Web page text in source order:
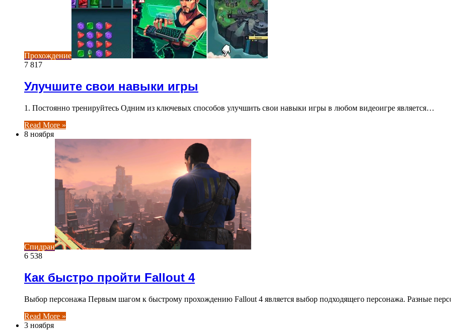
Прохождение
7 817
Улучшите свои навыки игры
1. Постоянно тренируйтесь Одним из ключевых способов улучшить свои навыки игры в любом видеоигре является…
Read More »
8 ноября
Спидран
6 538
Как быстро пройти Fallout 4
Выбор персонажа Первым шагом к быстрому прохождению Fallout 4 является выбор подходящего персонажа. Разные
Read More »
3 ноября